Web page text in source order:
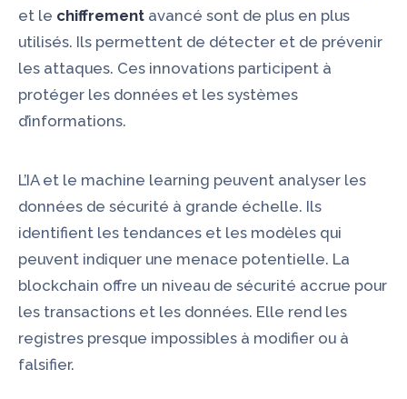
et le chiffrement avancé sont de plus en plus
utilisés. Ils permettent de détecter et de prévenir
les attaques. Ces innovations participent à
protéger les données et les systèmes
d’informations.
L’IA et le machine learning peuvent analyser les
données de sécurité à grande échelle. Ils
identifient les tendances et les modèles qui
peuvent indiquer une menace potentielle. La
blockchain offre un niveau de sécurité accrue pour
les transactions et les données. Elle rend les
registres presque impossibles à modifier ou à
falsifier.